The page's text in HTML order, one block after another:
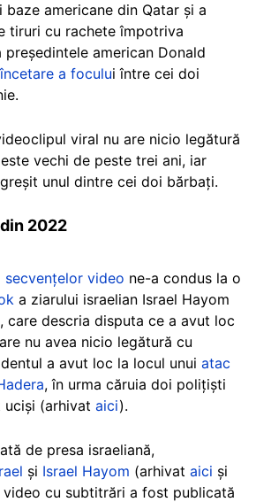
baze americane din Qatar și a
tiruri cu rachete împotriva
președintele american Donald
a focului între cei doi
viral nu are nicio legătură
vechi de peste trei ani, iar
unul dintre cei doi bărbați.
2022
secvențelor video ne-a condus la o
a ziarului israelian Israel Hayom
care descria disputa ce a avut loc
nu avea nicio legătură cu
a avut loc la locul unui atac
, în urma căruia doi polițiști
(arhivat aici).
de presa israeliană,
și Israel Hayom (arhivat aici și
video cu subtitrări a fost publicată